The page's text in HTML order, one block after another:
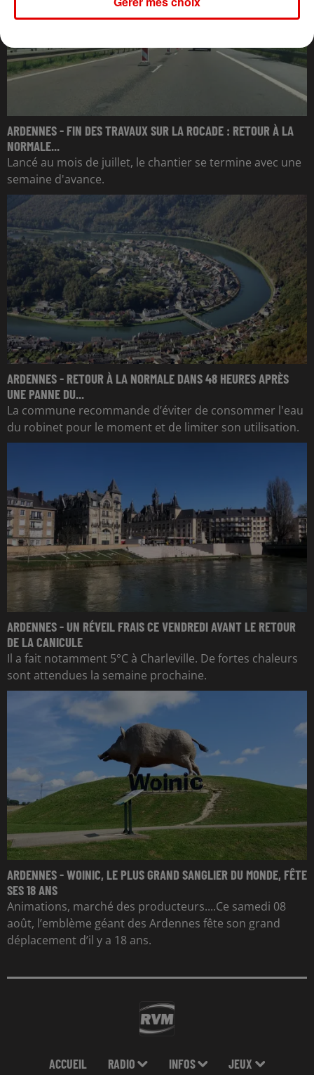
ARDENNES - FIN DES TRAVAUX SUR LA ROCADE : RETOUR À LA
NORMALE...
Lancé au mois de juillet, le chantier se termine avec une
semaine d'avance.
ARDENNES - RETOUR À LA NORMALE DANS 48 HEURES APRÈS
UNE PANNE DU...
La commune recommande d’éviter de consommer l'eau
du robinet pour le moment et de limiter son utilisation.
ARDENNES - UN RÉVEIL FRAIS CE VENDREDI AVANT LE RETOUR
DE LA CANICULE
Il a fait notamment 5°C à Charleville. De fortes chaleurs
sont attendues la semaine prochaine.
ARDENNES - WOINIC, LE PLUS GRAND SANGLIER DU MONDE, FÊTE
SES 18 ANS
Animations, marché des producteurs....Ce samedi 08
août, l’emblème géant des Ardennes fête son grand
déplacement d’il y a 18 ans.
ACCUEIL RADIO INFOS JEUX